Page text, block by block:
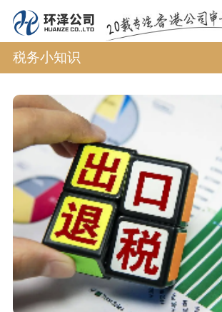
税务小知识